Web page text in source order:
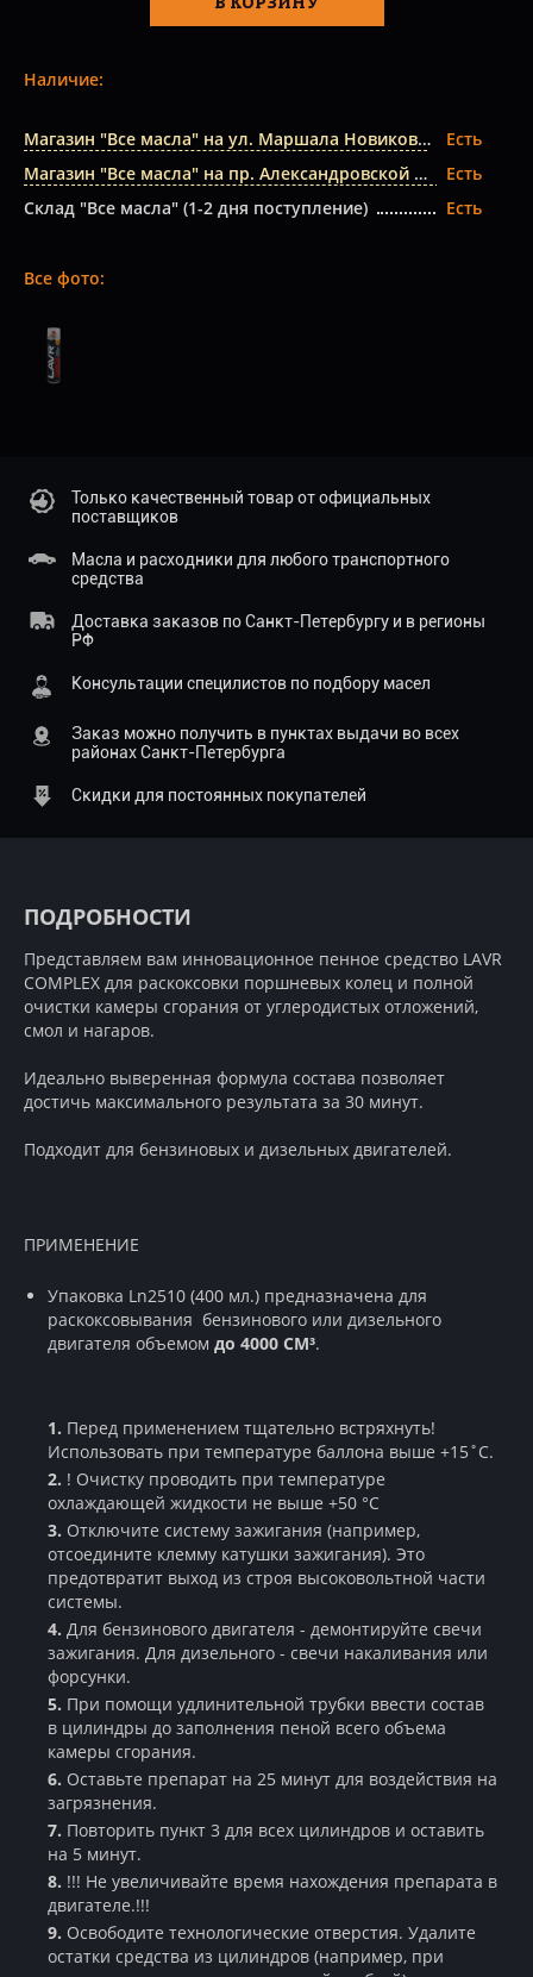
Наличие:
Магазин "Все масла" на ул. Маршала Новикова
Есть
Магазин "Все масла" на пр. Александровской Фермы
Есть
Склад "Все масла" (1-2 дня поступление)
Есть
Все фото:
Только качественный товар от официальных
поставщиков
Масла и расходники для любого транспортного
средства
Доставка заказов по Санкт-Петербургу и в регионы
РФ
Консультации специлистов по подбору масел
Заказ можно получить в пунктах выдачи во всех
районах Санкт-Петербурга
Скидки для постоянных покупателей
ПОДРОБНОСТИ
Представляем вам инновационное пенное средство LAVR
COMPLEX для раскоксовки поршневых колец и полной
очистки камеры сгорания от углеродистых отложений,
смол и нагаров.
Идеально выверенная формула состава позволяет
достичь максимального результата за 30 минут.
Подходит для бензиновых и дизельных двигателей.
ПРИМЕНЕНИЕ
Упаковка Ln2510 (400 мл.) предназначена для
раскоксовывания бензинового или дизельного
двигателя объемом до 4000 СМ³.
Перед применением тщательно встряхнуть!
Использовать при температуре баллона выше +15˚C.
! Очистку проводить при температуре
охлаждающей жидкости не выше +50 °C
Отключите систему зажигания (например,
отсоедините клемму катушки зажигания). Это
предотвратит выход из строя высоковольтной части
системы.
Для бензинового двигателя - демонтируйте свечи
зажигания. Для дизельного - свечи накаливания или
форсунки.
При помощи удлинительной трубки ввести состав
в цилиндры до заполнения пеной всего объема
камеры сгорания.
Оставьте препарат на 25 минут для воздействия на
загрязнения.
Повторить пункт 3 для всех цилиндров и оставить
на 5 минут.
!!! Не увеличивайте время нахождения препарата в
двигателе.!!!
Освободите технологические отверстия. Удалите
остатки средства из цилиндров (например, при